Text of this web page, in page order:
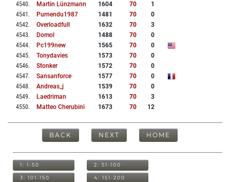
4540. Martin Lünzmann 1604 70
1
4541 . Purnendu1987 1481 70
0
4542. Overloadfull 1632 70
3
4543. Domol 1488 70
0
4544. Pc199new 1565 70
0
4545. Tonydavies 1573 70
0
4546. Stonker 1572 70
0
4547. Sansanforce 1577 70
0
4548. Andreas_j 1539 70
0
4549. Laedriman 1613 70
3
4550. Matteo Cherubini 1673 70 12
BACK NEXT HOME
1: 1-50 2: 51-100
3: 101-150 4: 151-200